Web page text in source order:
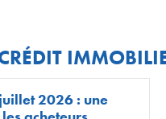
2026 : une